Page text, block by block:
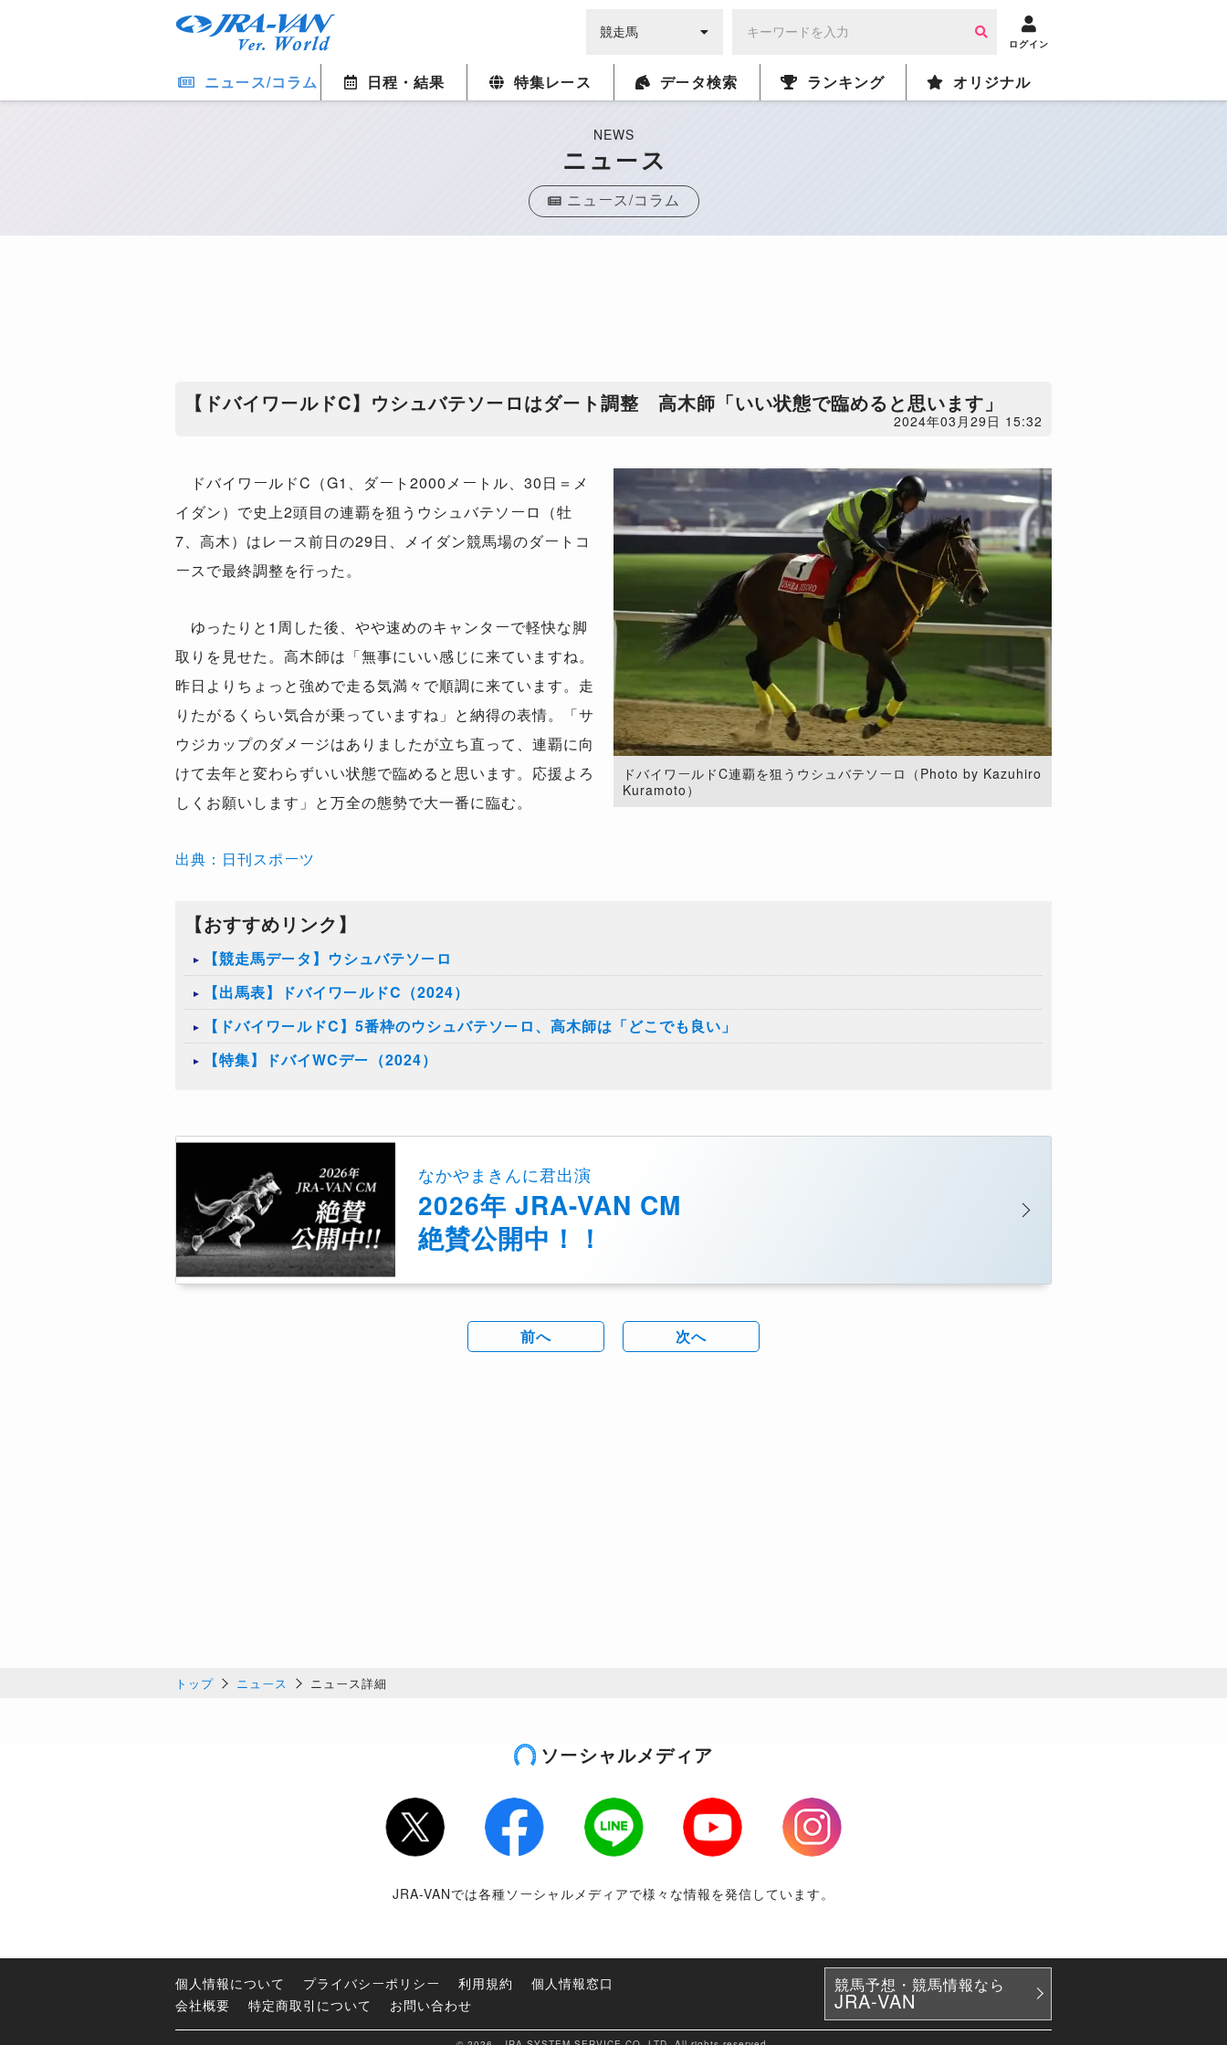
ログイン
ニュース/コラム 日程・結果 特集レース データ検索 ランキング オリジナル
NEWS
ニュース
ニュース/コラム
【ドバイワールドC】ウシュバテソーロはダート調整 高木師「いい状態で臨めると思います」
2024年03月29日 15:32
ドバイワールドC連覇を狙うウシュバテソーロ（Photo by Kazuhiro
Kuramoto）
ドバイワールドC（G1、ダート2000メートル、30日＝メ
イダン）で史上2頭目の連覇を狙うウシュバテソーロ（牡
7、高木）はレース前日の29日、メイダン競馬場のダートコ
ースで最終調整を行った。
ゆったりと1周した後、やや速めのキャンターで軽快な脚
取りを見せた。高木師は「無事にいい感じに来ていますね。
昨日よりちょっと強めで走る気満々で順調に来ています。走
りたがるくらい気合が乗っていますね」と納得の表情。「サ
ウジカップのダメージはありましたが立ち直って、連覇に向
けて去年と変わらずいい状態で臨めると思います。応援よろ
しくお願いします」と万全の態勢で大一番に臨む。
出典：日刊スポーツ
【おすすめリンク】
【競走馬データ】ウシュバテソーロ
【出馬表】ドバイワールドC（2024）
【ドバイワールドC】5番枠のウシュバテソーロ、高木師は「どこでも良い」
【特集】ドバイWCデー（2024）
なかやまきんに君出演
2026年 JRA-VAN CM
絶賛公開中！！
前へ 次へ
トップ ニュース ニュース詳細
ソーシャルメディア
Twitter Facebook LINE Youtube
Instagram
JRA-VANでは各種ソーシャルメディアで様々な情報を発信しています。
個人情報について プライバシーポリシー 利用規約
個人情報窓口
会社概要
特定商取引について お問い合わせ
競馬予想・競馬情報なら
JRA-VAN